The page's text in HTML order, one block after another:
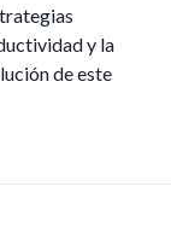
y la
de este